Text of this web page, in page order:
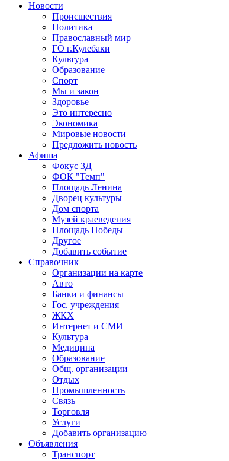
Новости
Происшествия
Политика
Православный мир
ГО г.Кулебаки
Культура
Образование
Спорт
Мы и закон
Здоровье
Это интересно
Экономика
Мировые новости
Предложить новость
Афиша
Фокус 3Д
ФОК "Темп"
Площадь Ленина
Дворец культуры
Дом спорта
Музей краеведения
Площадь Победы
Другое
Добавить событие
Справочник
Организации на карте
Авто
Банки и финансы
Гос. учреждения
ЖКХ
Интернет и СМИ
Культура
Медицина
Образование
Общ. организации
Отдых
Промышленность
Связь
Торговля
Услуги
Добавить организацию
Объявления
Транспорт